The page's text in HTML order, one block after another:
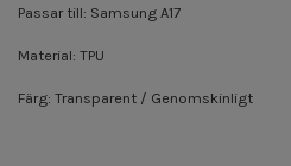
Passar till: Samsung A17
Material: TPU
Färg: Transparent / Genomskinligt